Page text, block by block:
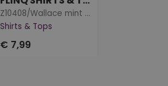
Z10408/Wallace mint groen
Shirts & Tops
€ 7,99